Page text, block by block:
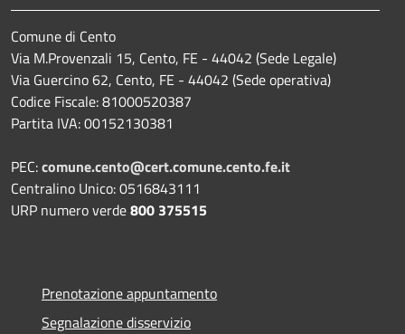
Comune di Cento
Via M.Provenzali 15, Cento, FE - 44042 (Sede Legale)
Via Guercino 62, Cento, FE - 44042 (Sede operativa)
Codice Fiscale: 81000520387
Partita IVA: 00152130381
PEC:comune.cento@cert.comune.cento.fe.it
Centralino Unico: 0516843111
URP numero verde800 375515
Prenotazione appuntamento
Segnalazione disservizio